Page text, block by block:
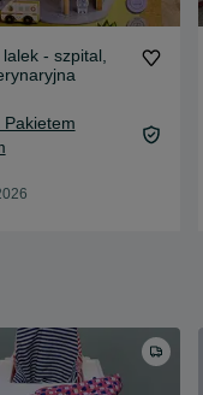
- szpital,
Pakietem